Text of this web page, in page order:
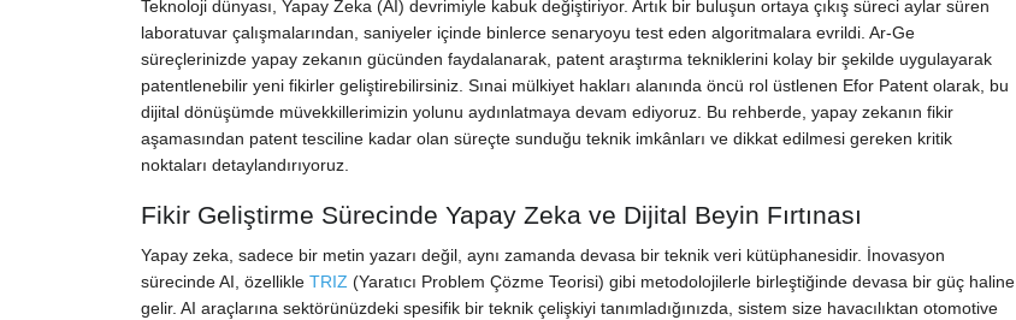
Teknoloji dünyası, Yapay Zeka (AI) devrimiyle kabuk değiştiriyor. Artık bir buluşun ortaya çıkış süreci aylar süren
laboratuvar çalışmalarından, saniyeler içinde binlerce senaryoyu test eden algoritmalara evrildi. Ar-Ge
süreçlerinizde yapay zekanın gücünden faydalanarak, patent araştırma tekniklerini kolay bir şekilde uygulayarak
patentlenebilir yeni fikirler geliştirebilirsiniz. Sınai mülkiyet hakları alanında öncü rol üstlenen Efor Patent olarak, bu
dijital dönüşümde müvekkillerimizin yolunu aydınlatmaya devam ediyoruz. Bu rehberde, yapay zekanın fikir
aşamasından patent tesciline kadar olan süreçte sunduğu teknik imkânları ve dikkat edilmesi gereken kritik
noktaları detaylandırıyoruz.
Fikir Geliştirme Sürecinde Yapay Zeka ve Dijital Beyin Fırtınası
Yapay zeka, sadece bir metin yazarı değil, aynı zamanda devasa bir teknik veri kütüphanesidir. İnovasyon
sürecinde AI, özellikle TRIZ (Yaratıcı Problem Çözme Teorisi) gibi metodolojilerle birleştiğinde devasa bir güç haline
gelir. AI araçlarına sektörünüzdeki spesifik bir teknik çelişkiyi tanımladığınızda, sistem size havacılıktan otomotive